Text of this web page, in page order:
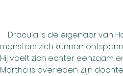
monsters zich kunnen
Hij voelt zich echter eenzaam
Martha is overleden. Zijn